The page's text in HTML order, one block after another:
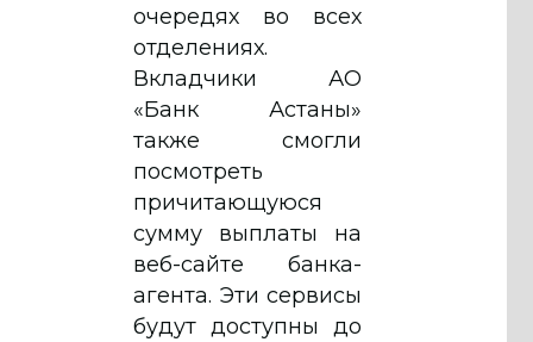
очередях во всех
отделениях.
Вкладчики АО
«Банк Астаны»
также смогли
посмотреть
причитающуюся
сумму выплаты на
веб-сайте банка-
агента. Эти сервисы
будут доступны до